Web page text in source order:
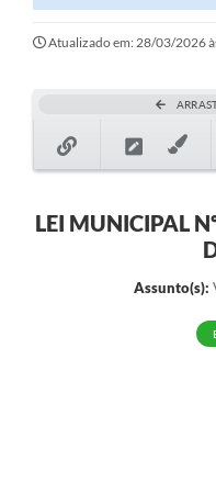
Atualizado em: 28/03/2026
LEI MUNICIPAL
Assunto(s):